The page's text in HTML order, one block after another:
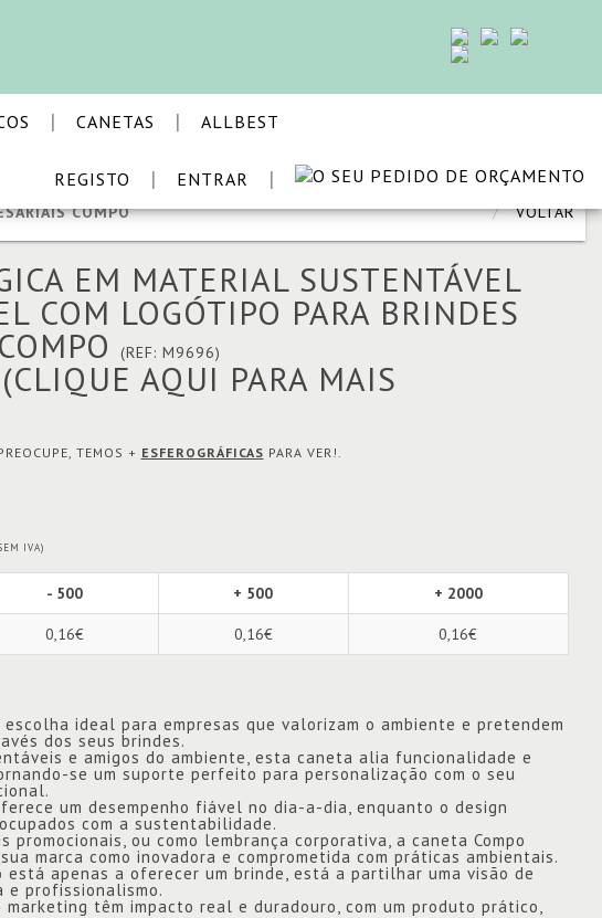
| CANETAS | ALLBEST
|
ENTRAR
|
REGISTO
COMPO
VOLTAR
EM MATERIAL SUSTENTÁVEL
COM LOGÓTIPO PARA BRINDES
(REF: M9696)
(CLIQUE AQUI PARA MAIS
TEMOS + ESFEROGRÁFICAS PARA VER!.
IVA)
- 500 + 500 + 2000
0,16€ 0,16€ 0,16€
ideal para empresas que valorizam o ambiente e pretendem
dos seus brindes.
e amigos do ambiente, esta caneta alia funcionalidade e
se um suporte perfeito para personalização com o seu
um desempenho fiável no dia-a-dia, enquanto o design
com a sustentabilidade.
promocionais, ou como lembrança corporativa, a caneta Compo
marca como inovadora e comprometida com práticas ambientais.
apenas a oferecer um brinde, está a partilhar uma visão de
profissionalismo.
têm impacto real e duradouro, com um produto prático,